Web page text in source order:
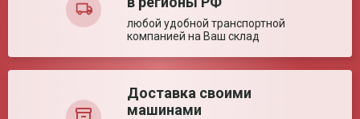
любой удобной транспортной
компанией на Ваш склад
Доставка своими
машинами